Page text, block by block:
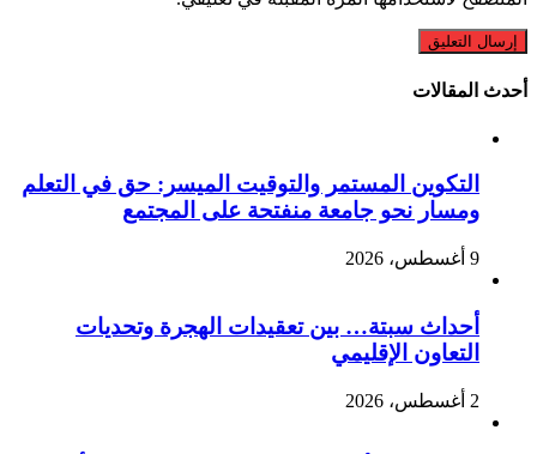
أحدث المقالات
التكوين المستمر والتوقيت الميسر: حق في التعلم
ومسار نحو جامعة منفتحة على المجتمع
9 أغسطس، 2026
أحداث سبتة… بين تعقيدات الهجرة وتحديات
التعاون الإقليمي
2 أغسطس، 2026